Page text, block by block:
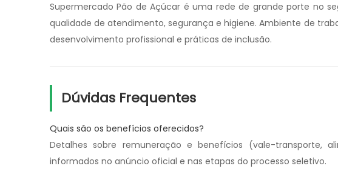
Supermercado Pão de Açúcar é uma rede de grande porte no
qualidade de atendimento, segurança e higiene. Ambiente de
desenvolvimento profissional e práticas de inclusão.
Dúvidas Frequentes
Quais são os benefícios oferecidos?
Detalhes sobre remuneração e benefícios (vale-transporte,
informados no anúncio oficial e nas etapas do processo seletivo.